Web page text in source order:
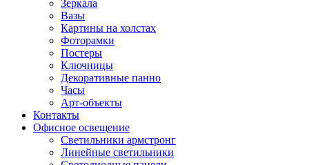
Зеркала
Вазы
Картины на холстах
Фоторамки
Постеры
Ключницы
Декоративные панно
Часы
Арт-объекты
Контакты
Офисное освещение
Светильники армстронг
Линейные светильники